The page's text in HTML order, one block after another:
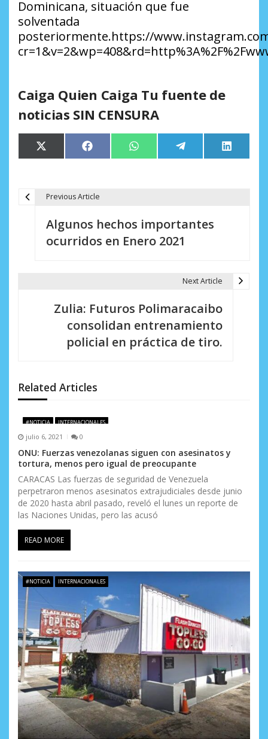
Dominicana, situación que fue
solventada
posteriormente.https://
Caiga Quien Caiga Tu fuente de
noticias SIN CENSURA
Compartir
en
X
(Twitter)
Compartir
en
Facebook Compartir
en
WhatsApp Compartir
en
Telegram
en
LinkedIn
ó
n
d
e
e
n
t
r
a
d
a
s
Previous Article
Algunos hechos importantes
ocurridos en Enero 2021
Next Article
Zulia: Futuros Polimaracaibo
consolidan entrenamiento
policial en práctica de tiro.
Related Articles
#NOTICIA INTERNACIONALES
julio 6, 2021 0
ONU: Fuerzas venezolanas siguen con asesinatos y
tortura, menos pero igual de preocupante
CARACAS Las fuerzas de seguridad de Venezuela
perpetraron menos asesinatos extrajudiciales desde junio
de 2020 hasta abril pasado, reveló el lunes un reporte de
las Naciones Unidas, pero las acusó
READ MORE
#NOTICIA INTERNACIONALES